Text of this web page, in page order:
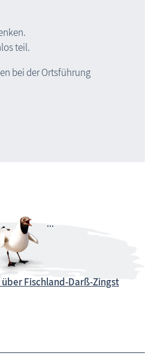
teil.
bei der Ortsführung
Fischland-Darß-Zingst